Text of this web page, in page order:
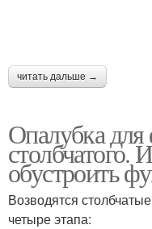
читать дальше →
Опалубка
столбчатого.
обустроить
Возводятся
четыре этапа: